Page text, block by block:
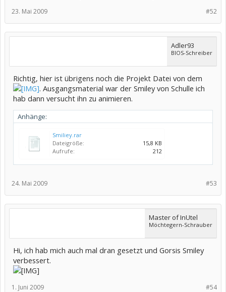
#52
23. Mai 2009
Adler93
BIOS-Schreiber
Richtig, hier ist übrigens noch die Projekt Datei von dem
. Ausgangsmaterial war der Smiley von Schulle ich
hab dann versucht ihn zu animieren.
Anhänge:
Smiliey.rar
Dateigröße:
15,8 KB
Aufrufe:
212
#53
24. Mai 2009
Master of InUtel
Möchtegern-Schrauber
Hi, ich hab mich auch mal dran gesetzt und Gorsis Smiley
verbessert.
#54
1. Juni 2009